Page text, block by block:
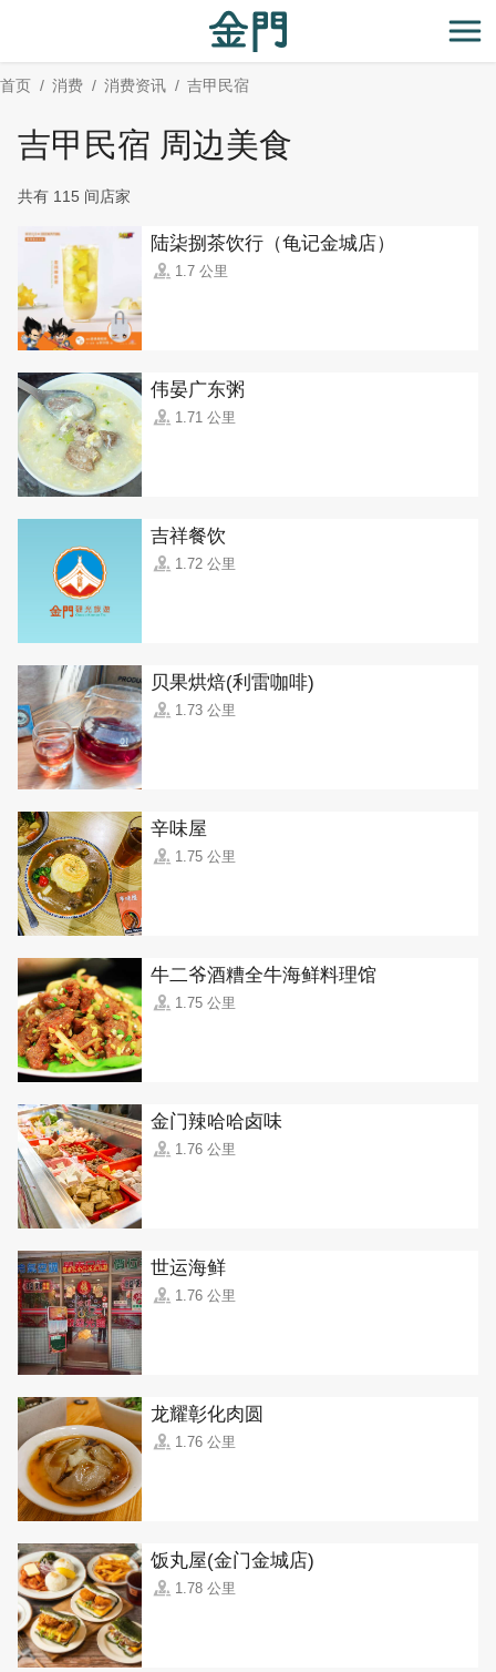
主
要
开
首页 消费 消费资讯 吉甲民宿
吉甲民宿 周边美食
共有 115 间店家
陆柒捌茶饮行（龟记金城店）
1.7 公里
伟晏广东粥
1.71 公里
吉祥餐饮
1.72 公里
贝果烘焙(利雷咖啡)
1.73 公里
辛味屋
1.75 公里
牛二爷酒糟全牛海鲜料理馆
1.75 公里
金门辣哈哈卤味
1.76 公里
世运海鲜
1.76 公里
龙耀彰化肉圆
1.76 公里
饭丸屋(金门金城店)
1.78 公里